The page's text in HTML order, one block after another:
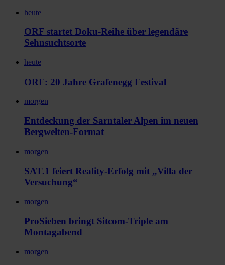
heute
ORF startet Doku-Reihe über legendäre
Sehnsuchtsorte
heute
ORF: 20 Jahre Grafenegg Festival
morgen
Entdeckung der Sarntaler Alpen im neuen
Bergwelten-Format
morgen
SAT.1 feiert Reality-Erfolg mit „Villa der
Versuchung“
morgen
ProSieben bringt Sitcom-Triple am
Montagabend
morgen